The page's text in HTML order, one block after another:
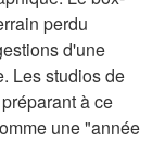
perdu
d'une
Les studios de
à ce
une "année